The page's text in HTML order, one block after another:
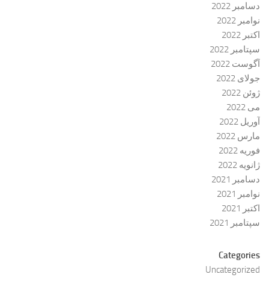
دسامبر 2022
نوامبر 2022
اکتبر 2022
سپتامبر 2022
آگوست 2022
جولای 2022
ژوئن 2022
می 2022
آوریل 2022
مارس 2022
فوریه 2022
ژانویه 2022
دسامبر 2021
نوامبر 2021
اکتبر 2021
سپتامبر 2021
Categories
Uncategorized